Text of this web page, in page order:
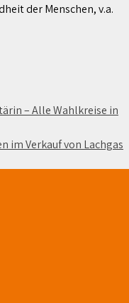
der Menschen, v.a.
– Alle Wahlkreise in
im Verkauf von Lachgas